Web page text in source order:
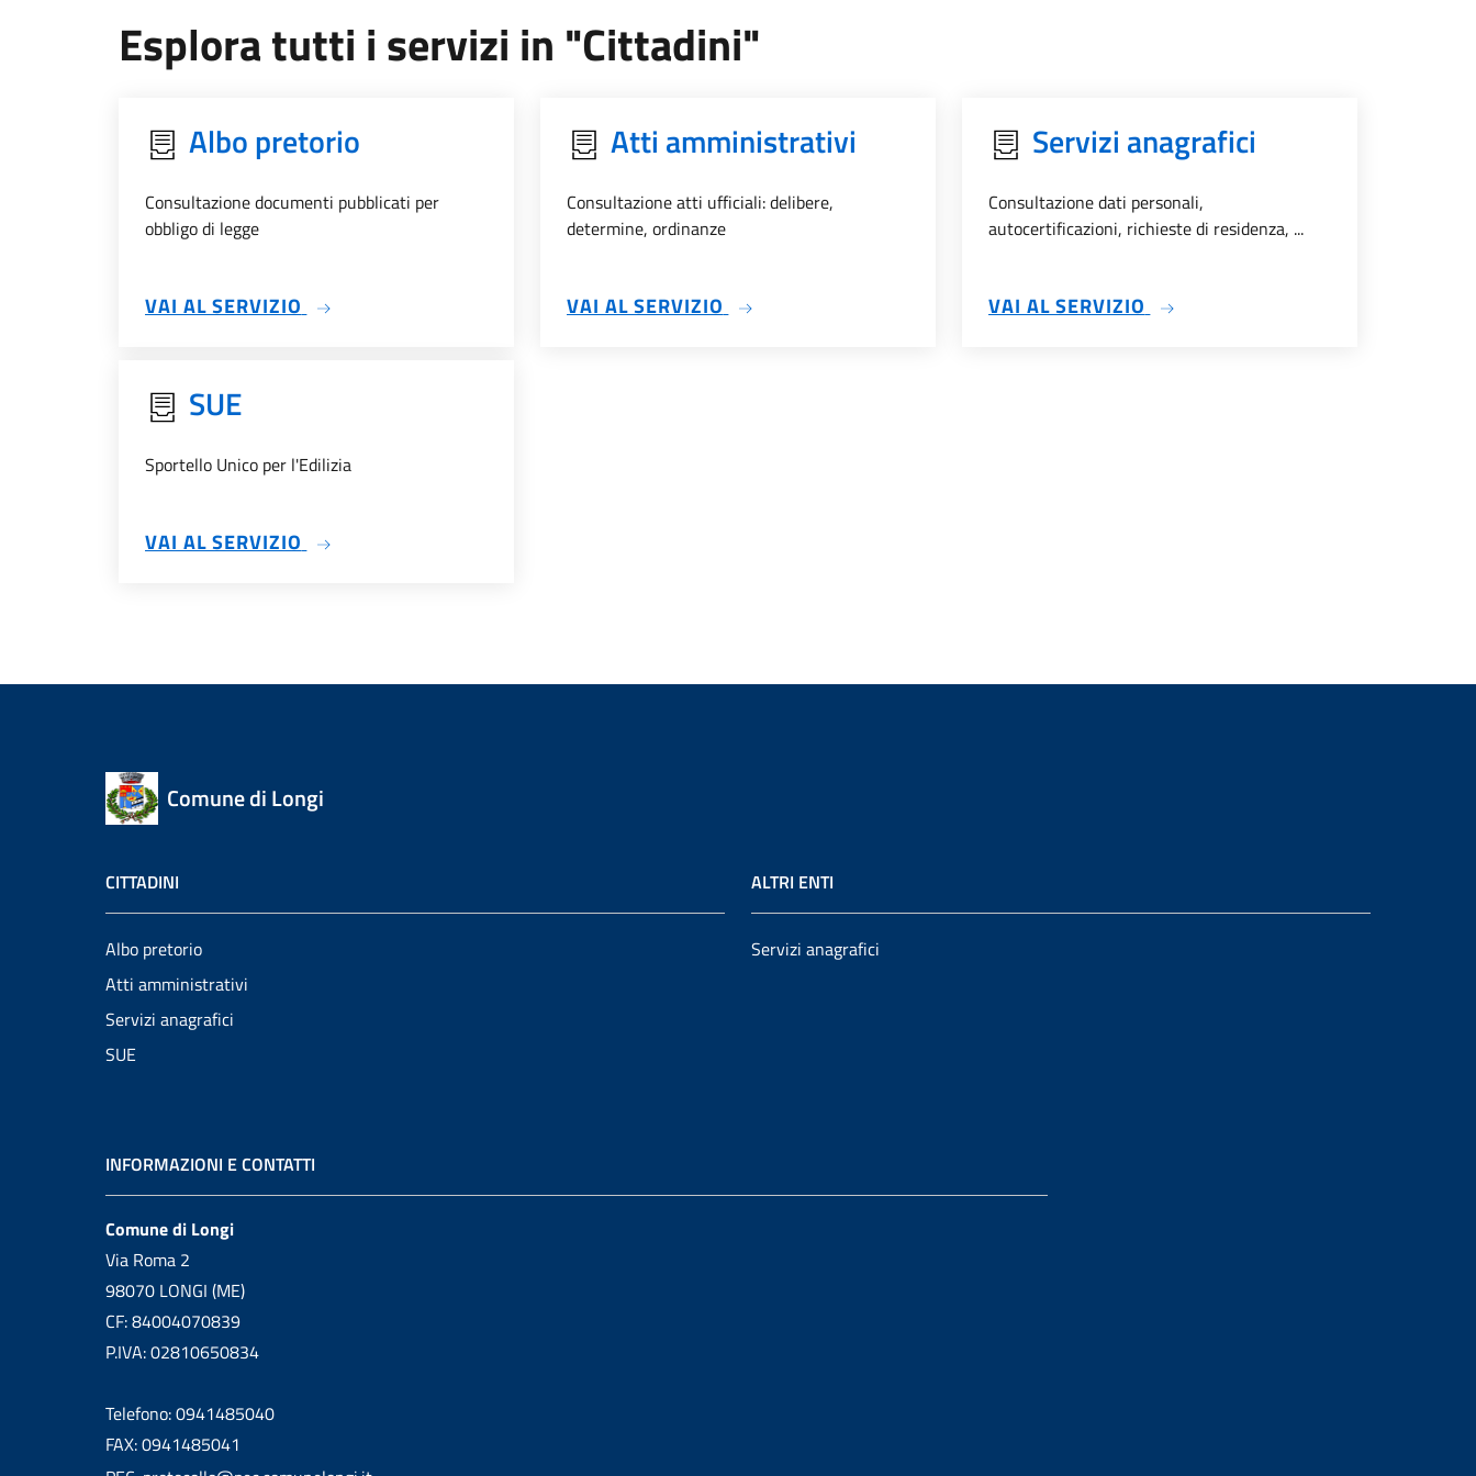
Esplora tutti i servizi in "Cittadini"
Albo pretorio
Consultazione documenti pubblicati per
obbligo di legge
VAI AL SERVIZIO SU ALBO PRETORIO
Atti amministrativi
Consultazione atti ufficiali: delibere,
determine, ordinanze
VAI AL SERVIZIO SU ATTI AMMINISTRATIVI
Servizi anagrafici
Consultazione dati personali,
autocertificazioni, richieste di residenza, ...
VAI AL SERVIZIO SU SERVIZI ANAGRAFICI
SUE
Sportello Unico per l'Edilizia
VAI AL SERVIZIO SU SUE
Comune di Longi
CITTADINI
Albo pretorio
Atti amministrativi
Servizi anagrafici
SUE
ALTRI ENTI
Servizi anagrafici
INFORMAZIONI E CONTATTI
Comune di Longi
Via Roma 2
98070 LONGI (ME)
CF: 84004070839
P.IVA: 02810650834
Telefono: 0941485040
FAX: 0941485041